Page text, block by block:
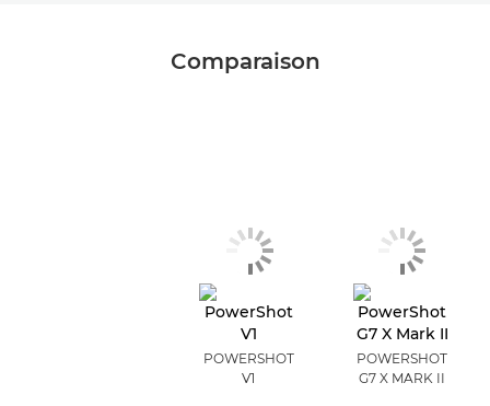
Comparaison
POWERSHOT
V1
POWERSHOT
G7 X MARK II